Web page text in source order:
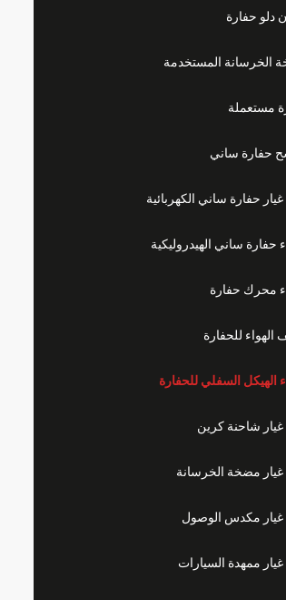
دلو حفارة
الخرسانة المستخدمة
مستعملة
حفارة ساني
حفارة ساني الكهربائية
حفارة ساني الهيدروليكية
محرك حفارة
الهواء للحفارة
الهيكل السفلي للحفارة
شاحنة كرين
مضخة الخرسانة
مكدس الوصول
ممهدة السيارات